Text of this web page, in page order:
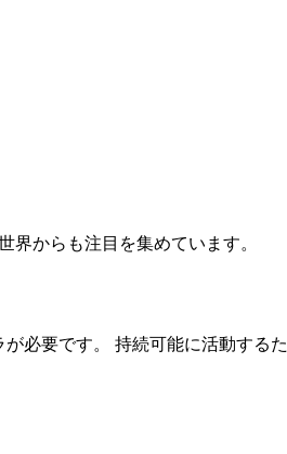
界からも注目を集めています。
必要です。 持続可能に活動する